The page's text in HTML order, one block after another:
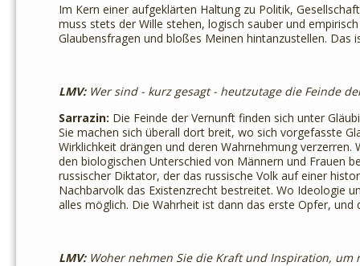
Im Kern einer aufgeklärten Haltung zu Politik,
muss stets der Wille stehen, logisch sauber und
Glaubensfragen und bloßes Meinen hintanzustellen. Das
LMV:Wer sind - kurz gesagt - heutzutage die Feinde
Sarrazin: Die Feinde der Vernunft finden sich unter
Sie machen sich überall dort breit, wo sich vorgefasste
Wirklichkeit drängen und deren Wahrnehmung
den biologischen Unterschied von Männern und Frauen
russischer Diktator, der das russische Volk auf einer
Nachbarvolk das Existenzrecht bestreitet. Wo Ideologie
alles möglich. Die Wahrheit ist dann das erste Opfer,
LMV:Woher nehmen Sie die Kraft und Inspiration, um